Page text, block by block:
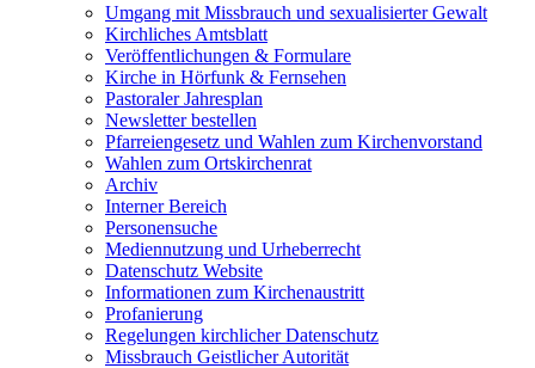
Umgang mit Missbrauch und sexualisierter Gewalt
Kirchliches Amtsblatt
Veröffentlichungen & Formulare
Kirche in Hörfunk & Fernsehen
Pastoraler Jahresplan
Newsletter bestellen
Pfarreiengesetz und Wahlen zum Kirchenvorstand
Wahlen zum Ortskirchenrat
Archiv
Interner Bereich
Personensuche
Mediennutzung und Urheberrecht
Datenschutz Website
Informationen zum Kirchenaustritt
Profanierung
Regelungen kirchlicher Datenschutz
Missbrauch Geistlicher Autorität